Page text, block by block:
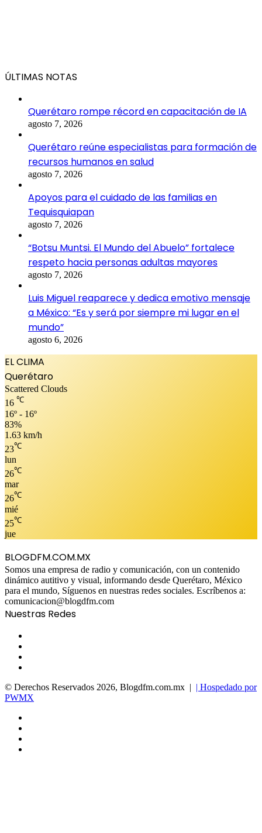
ÚLTIMAS NOTAS
Querétaro rompe récord en capacitación de IA
agosto 7, 2026
Querétaro reúne especialistas para formación de
recursos humanos en salud
agosto 7, 2026
Apoyos para el cuidado de las familias en
Tequisquiapan
agosto 7, 2026
“Botsu Muntsi. El Mundo del Abuelo” fortalece
respeto hacia personas adultas mayores
agosto 7, 2026
Luis Miguel reaparece y dedica emotivo mensaje
a México: “Es y será por siempre mi lugar en el
mundo”
agosto 6, 2026
EL CLIMA
Querétaro
Scattered Clouds
16 ℃
16º - 16º
83%
1.63 km/h
23℃
lun
26℃
mar
26℃
mié
25℃
jue
BLOGDFM.COM.MX
Somos una empresa de radio y comunicación, con un contenido
dinámico autitivo y visual, informando desde Querétaro, México
para el mundo, Síguenos en nuestras redes sociales. Escríbenos a:
comunicacion@blogdfm.com
Nuestras Redes
© Derechos Reservados 2026, Blogdfm.com.mx | | Hospedado por
PWMX